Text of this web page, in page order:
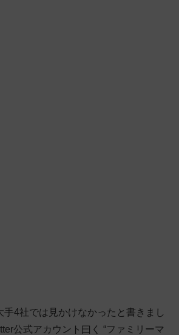
手4社では見かけなかったと書きまし
公式アカウント曰く “ファミリーマ